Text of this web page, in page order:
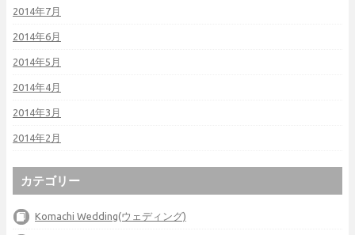
2014年7月
2014年6月
2014年5月
2014年4月
2014年3月
2014年2月
カテゴリー
Komachi Wedding(ウェディング)